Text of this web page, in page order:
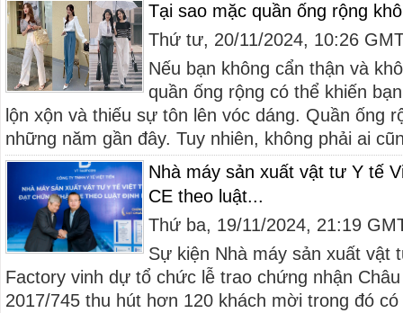
Tại sao mặc quần ống rộng
Thứ tư, 20/11/2024, 10:26
Nếu bạn không cẩn thận và
quần ống rộng có thể khiến
lộn xộn và thiếu sự tôn lên vóc dáng. Quần ống
những năm gần đây. Tuy nhiên, không phải ai
Nhà máy sản xuất vật tư Y tế
CE theo luật...
Thứ ba, 19/11/2024, 21:19
Sự kiện Nhà máy sản xuất vật
Factory vinh dự tổ chức lễ trao chứng nhận
2017/745 thu hút hơn 120 khách mời trong đó